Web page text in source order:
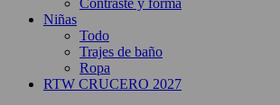
Niñas
Todo
Trajes de baño
Ropa
RTW CRUCERO 2027